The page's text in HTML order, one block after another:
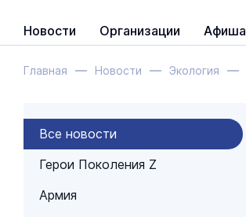
Новости Организации Афиша
Главная Новости Экология
Все новости
Герои Поколения Z
Армия